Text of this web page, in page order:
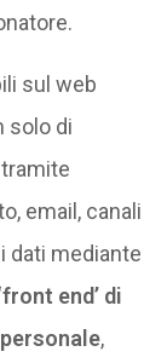
sul web
solo di
email, canali
dati mediante
end’ di
,